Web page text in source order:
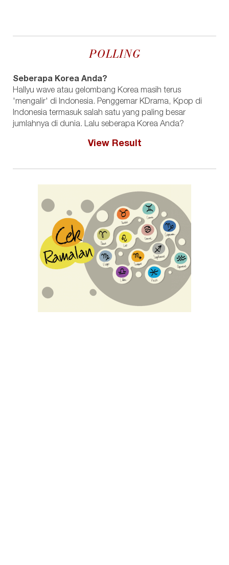
POLLING
Seberapa Korea Anda?
Hallyu wave atau gelombang Korea masih terus
'mengalir' di Indonesia. Penggemar KDrama, Kpop di
Indonesia termasuk salah satu yang paling besar
jumlahnya di dunia. Lalu seberapa Korea Anda?
View Result